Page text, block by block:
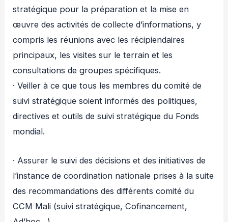
stratégique pour la préparation et la mise en
œuvre des activités de collecte d’informations, y
compris les réunions avec les récipiendaires
principaux, les visites sur le terrain et les
consultations de groupes spécifiques.
· Veiller à ce que tous les membres du comité de
suivi stratégique soient informés des politiques,
directives et outils de suivi stratégique du Fonds
mondial.
· Assurer le suivi des décisions et des initiatives de
l’instance de coordination nationale prises à la suite
des recommandations des différents comité du
CCM Mali (suivi stratégique, Cofinancement,